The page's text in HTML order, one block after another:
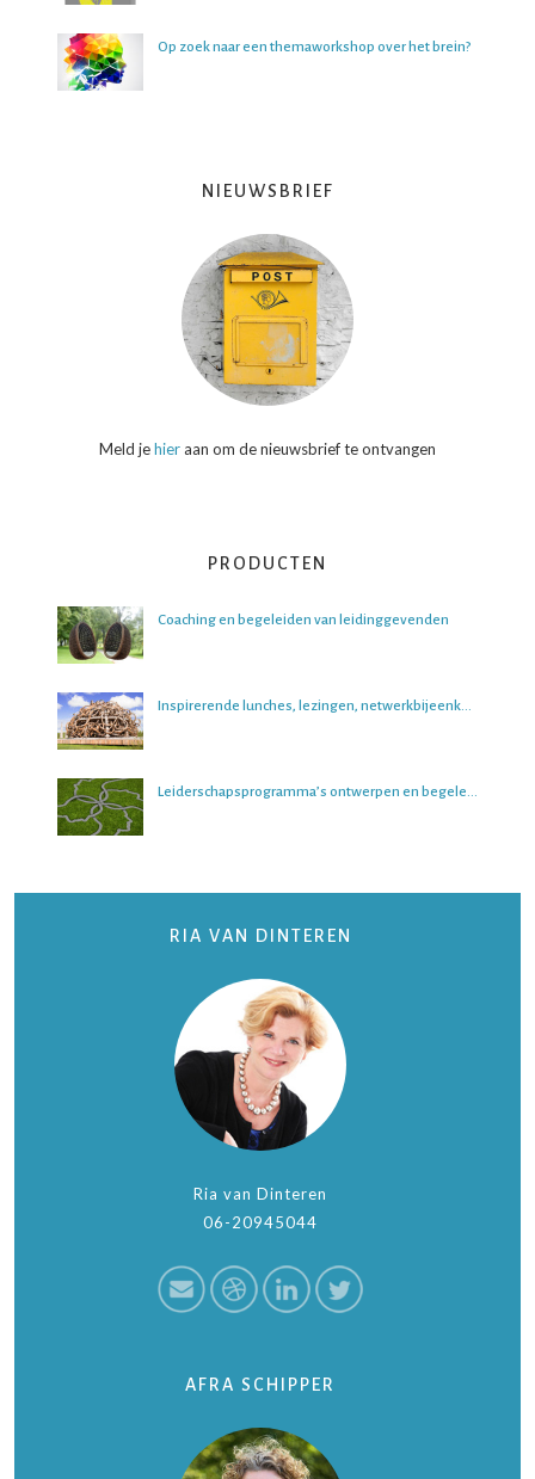
Op zoek naar een themaworkshop over het brein?
NIEUWSBRIEF
Meld jehieraan om de nieuwsbrief te ontvangen
PRODUCTEN
Coaching en begeleiden van leidinggevenden
Inspirerende lunches, lezingen, netwerkbijeenkomsten en boeksessies
Leiderschapsprogramma’s ontwerpen en begeleiden
RIA VAN DINTEREN
Ria van Dinteren
06-20945044
AFRA SCHIPPER